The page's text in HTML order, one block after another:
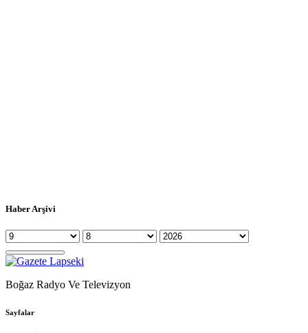
Haber Arşivi
Boğaz Radyo Ve Televizyon
Sayfalar